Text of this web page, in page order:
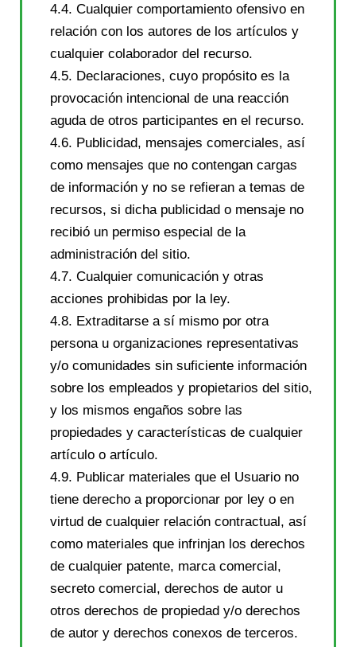
4.4. Cualquier comportamiento ofensivo en
relación con los autores de los artículos y
cualquier colaborador del recurso.
4.5. Declaraciones, cuyo propósito es la
provocación intencional de una reacción
aguda de otros participantes en el recurso.
4.6. Publicidad, mensajes comerciales, así
como mensajes que no contengan cargas
de información y no se refieran a temas de
recursos, si dicha publicidad o mensaje no
recibió un permiso especial de la
administración del sitio.
4.7. Cualquier comunicación y otras
acciones prohibidas por la ley.
4.8. Extraditarse a sí mismo por otra
persona u organizaciones representativas
y/o comunidades sin suficiente información
sobre los empleados y propietarios del sitio,
y los mismos engaños sobre las
propiedades y características de cualquier
artículo o artículo.
4.9. Publicar materiales que el Usuario no
tiene derecho a proporcionar por ley o en
virtud de cualquier relación contractual, así
como materiales que infrinjan los derechos
de cualquier patente, marca comercial,
secreto comercial, derechos de autor u
otros derechos de propiedad y/o derechos
de autor y derechos conexos de terceros.